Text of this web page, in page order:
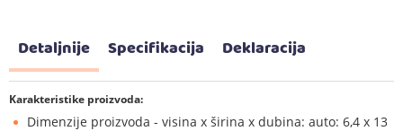
Detaljnije Specifikacija Deklaracija
Karakteristike proizvoda:
Dimenzije proizvoda - visina x širina x dubina: auto: 6,4 x 13